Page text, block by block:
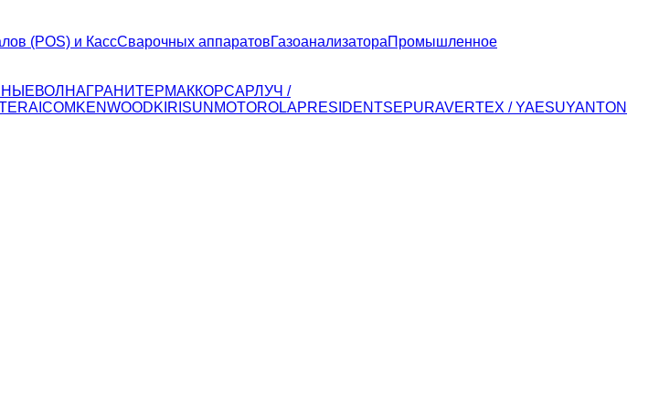
(POS) и КассСварочных аппаратовГазоанализатораПромышленное
ВОЛНАГРАНИТЕРМАККОРСАРЛУЧ /
ICOM KENWOODKIRISUN MOTOROLAPRESIDENTSEPURAVERTEX / YAESUYANTON